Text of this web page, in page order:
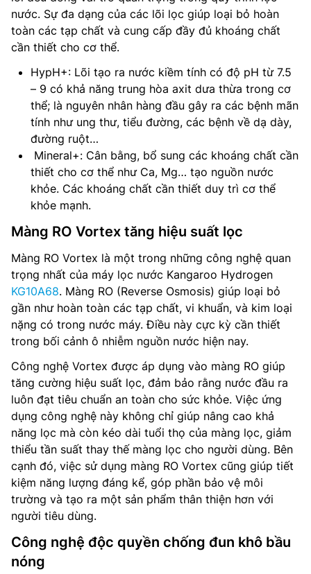
nước. Sự đa dạng của các lõi lọc giúp loại bỏ hoàn
toàn các tạp chất và cung cấp đầy đủ khoáng chất
cần thiết cho cơ thể.
HypH+: Lõi tạo ra nước kiềm tính có độ pH từ 7.5
– 9 có khả năng trung hòa axit dưa thừa trong cơ
thể; là nguyên nhân hàng đầu gây ra các bệnh mãn
tính như ung thư, tiểu đường, các bệnh về dạ dày,
đường ruột…
Mineral+: Cân bằng, bổ sung các khoáng chất cần
thiết cho cơ thể như Ca, Mg… tạo nguồn nước
khỏe. Các khoáng chất cần thiết duy trì cơ thể
khỏe mạnh.
Màng RO Vortex tăng hiệu suất lọc
Màng RO Vortex là một trong những công nghệ quan
trọng nhất của máy lọc nước Kangaroo Hydrogen
KG10A68. Màng RO (Reverse Osmosis) giúp loại bỏ
gần như hoàn toàn các tạp chất, vi khuẩn, và kim loại
nặng có trong nước máy. Điều này cực kỳ cần thiết
trong bối cảnh ô nhiễm nguồn nước hiện nay.
Công nghệ Vortex được áp dụng vào màng RO giúp
tăng cường hiệu suất lọc, đảm bảo rằng nước đầu ra
luôn đạt tiêu chuẩn an toàn cho sức khỏe. Việc ứng
dụng công nghệ này không chỉ giúp nâng cao khả
năng lọc mà còn kéo dài tuổi thọ của màng lọc, giảm
thiểu tần suất thay thế màng lọc cho người dùng. Bên
cạnh đó, việc sử dụng màng RO Vortex cũng giúp tiết
kiệm năng lượng đáng kể, góp phần bảo vệ môi
trường và tạo ra một sản phẩm thân thiện hơn với
người tiêu dùng.
Công nghệ độc quyền chống đun khô bầu
nóng